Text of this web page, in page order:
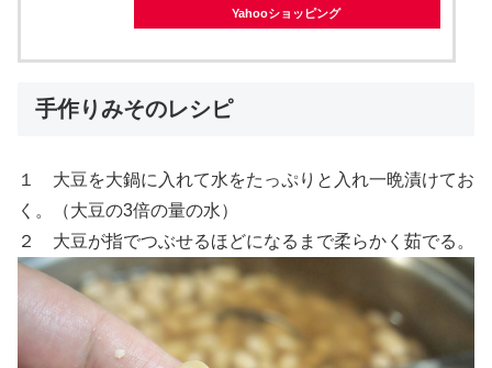
Yahooショッピング
手作りみそのレシピ
１ 大豆を大鍋に入れて水をたっぷりと入れ一晩漬けてお
く。（大豆の3倍の量の水）
２ 大豆が指でつぶせるほどになるまで柔らかく茹でる。